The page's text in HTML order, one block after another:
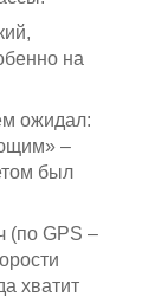
на
ожидал:
–
был
(по GPS –
хватит